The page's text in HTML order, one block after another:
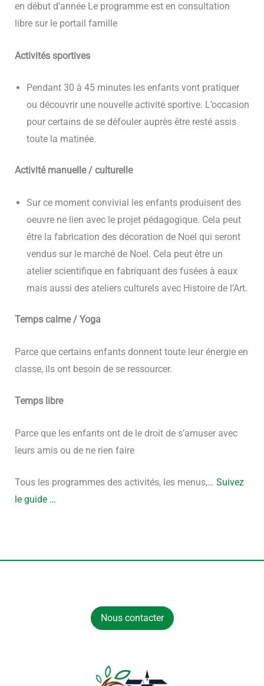
en début d’année Le programme est en consultation
libre sur le portail famille
Activités sportives
Pendant 30 à 45 minutes les enfants vont pratiquer
ou découvrir une nouvelle activité sportive. L’occasion
pour certains de se défouler auprès être resté assis
toute la matinée.
Activité manuelle / culturelle
Sur ce moment convivial les enfants produisent des
oeuvre ne lien avec le projet pédagogique. Cela peut
être la fabrication des décoration de Noel qui seront
vendus sur le marché de Noel. Cela peut être un
atelier scientifique en fabriquant des fusées à eaux
mais aussi des ateliers culturels avec Histoire de l’Art.
Temps calme / Yoga
Parce que certains enfants donnent toute leur énergie en
classe, ils ont besoin de se ressourcer.
Temps libre
Parce que les enfants ont de le droit de s’amuser avec
leurs amis ou de ne rien faire
Tous les programmes des activités, les menus,… Suivez
le guide …
Nous contacter